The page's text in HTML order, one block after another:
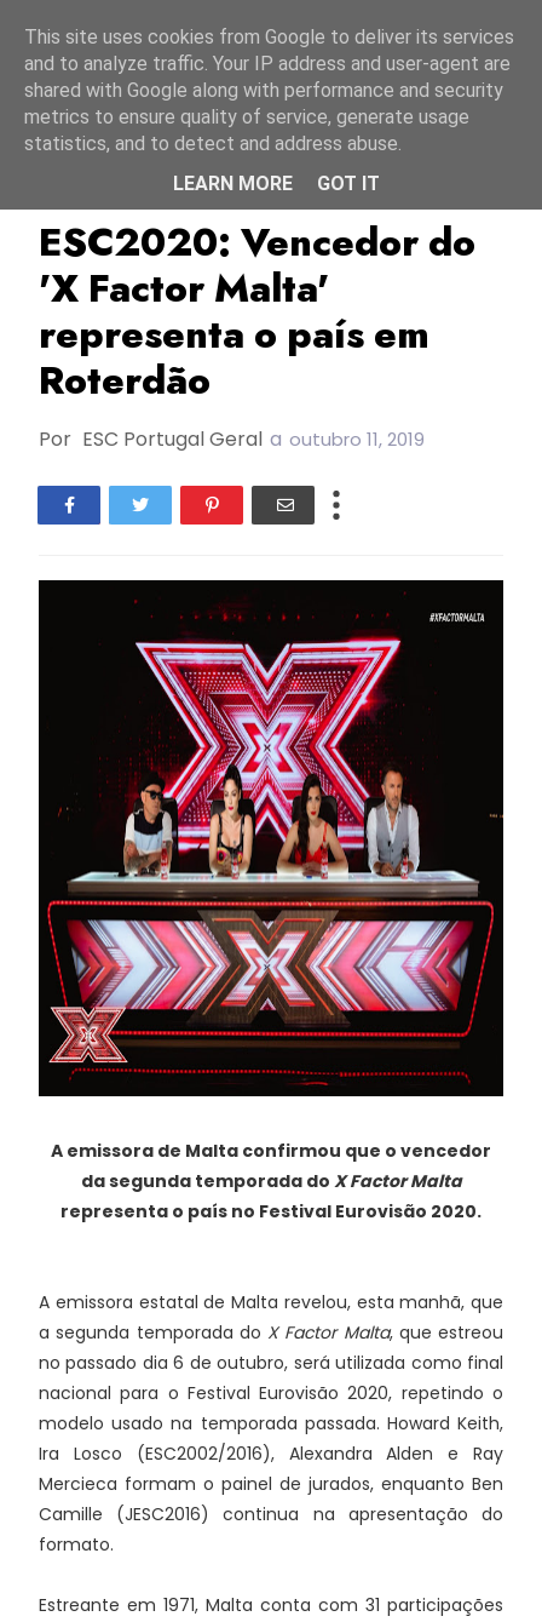
Malta PBS
ESC2020: Vencedor do
'X Factor Malta'
representa o país em
Roterdão
Por ESC Portugal Geral a outubro 11, 2019
A emissora de Malta confirmou que o vencedor
da segunda temporada do X Factor Malta
representa o país no Festival Eurovisão 2020.
A emissora estatal de Malta revelou, esta manhã, que
a segunda temporada do X Factor Malta, que estreou
no passado dia 6 de outubro, será utilizada como final
nacional para o Festival Eurovisão 2020, repetindo o
modelo usado na temporada passada. Howard Keith,
Ira Losco (ESC2002/2016), Alexandra Alden e Ray
Mercieca formam o painel de jurados, enquanto Ben
Camille (JESC2016) continua na apresentação do
formato.
Estreante em 1971, Malta conta com 31 participações
This site uses cookies from Google to deliver its services
and to analyze traffic. Your IP address and user-agent are
shared with Google along with performance and security
metrics to ensure quality of service, generate usage
statistics, and to detect and address abuse.
LEARN MORE
GOT IT